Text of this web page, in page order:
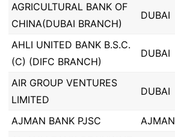
AGRICULTURAL BANK OF
CHINA(DUBAI BRANCH)
DUBAI
AHLI UNITED BANK B.S.C.
(C) (DIFC BRANCH)
DUBAI
AIR GROUP VENTURES
LIMITED
DUBAI
AJMAN BANK PJSC AJMAN